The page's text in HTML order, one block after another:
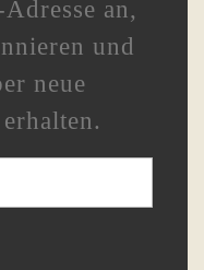
an,
und
neue